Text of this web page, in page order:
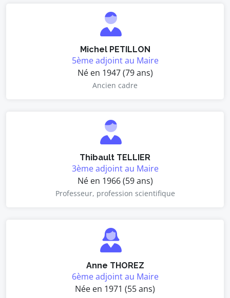
Michel PETILLON
5ème adjoint au Maire
Né en 1947 (79 ans)
Ancien cadre
Thibault TELLIER
3ème adjoint au Maire
Né en 1966 (59 ans)
Professeur, profession scientifique
Anne THOREZ
6ème adjoint au Maire
Née en 1971 (55 ans)